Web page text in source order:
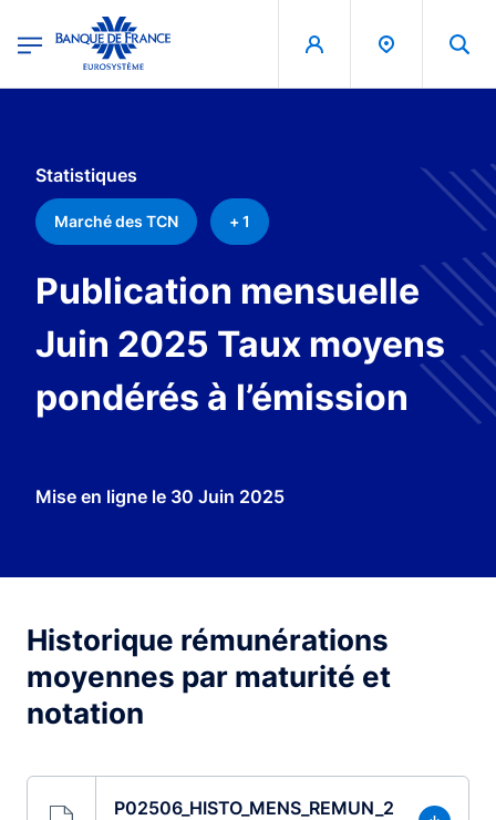
Banque de France - Menu Principal
Statistiques
Marché des TCN + 1
Publication mensuelle
Juin 2025 Taux moyens
pondérés à l’émission
Mise en ligne le 30 Juin 2025
Historique rémunérations
moyennes par maturité et
notation
P02506_HISTO_MENS_REMUN_2